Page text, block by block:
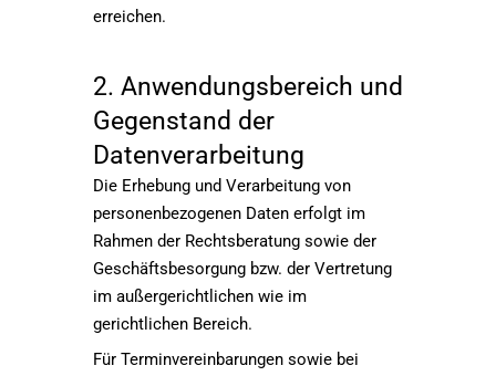
erreichen.
2. Anwendungsbereich und
Gegenstand der
Datenverarbeitung
Die Erhebung und Verarbeitung von
personenbezogenen Daten erfolgt im
Rahmen der Rechtsberatung sowie der
Geschäftsbesorgung bzw. der Vertretung
im außergerichtlichen wie im
gerichtlichen Bereich.
Für Terminvereinbarungen sowie bei